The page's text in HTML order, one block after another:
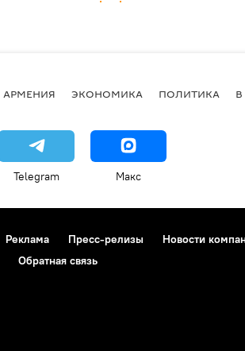
АРМЕНИЯ ЭКОНОМИКА ПОЛИТИКА
Telegram Макс
Реклама Пресс-релизы Новости
Обратная связь